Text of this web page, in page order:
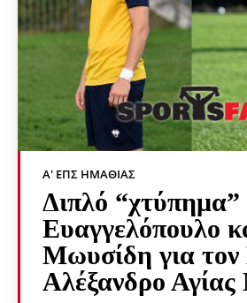
Α' ΕΠΣ ΗΜΑΘΊΑΣ
Διπλό “χτύπημα”
Ευαγγελόπουλο
Μωυσίδη για
Αλέξανδρο